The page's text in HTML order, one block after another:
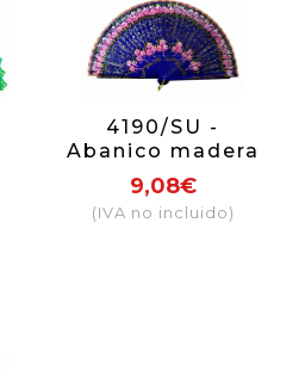
4190/SU -
Abanico madera
lujo pintado a
mano 2 caras
9,08€
(IVA no incluido)